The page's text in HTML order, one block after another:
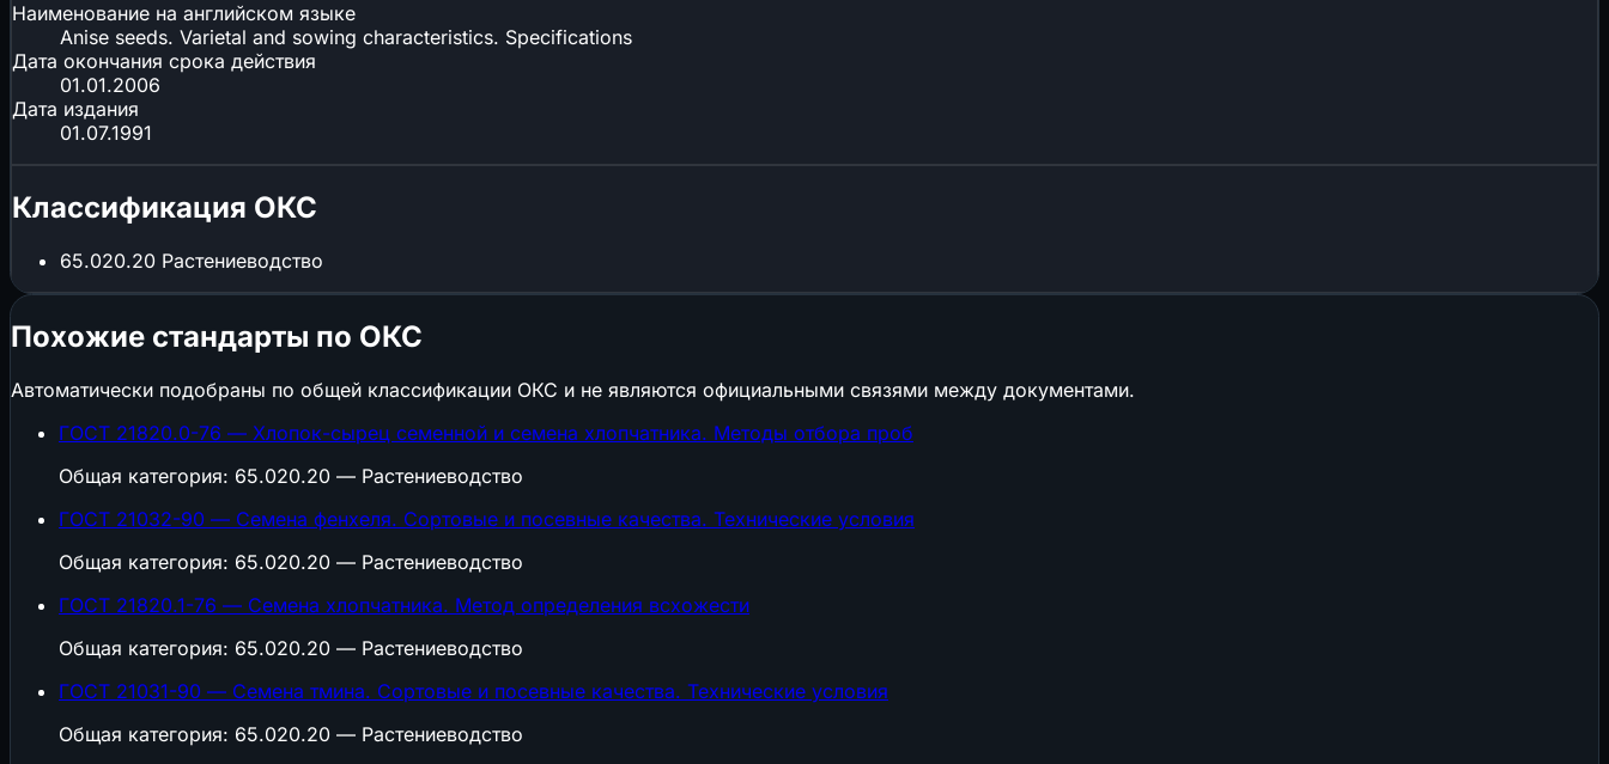
Наименование на английском языке
Anise seeds. Varietal and sowing characteristics. Specifications
Дата окончания срока действия
01.01.2006
Дата издания
01.07.1991
Классификация ОКС
65.020.20 Растениеводство
Похожие стандарты по ОКС
Автоматически подобраны по общей классификации ОКС и не являются официальными связями между документами.
ГОСТ 21820.0-76 — Хлопок-сырец семенной и семена хлопчатника. Методы отбора проб
Общая категория: 65.020.20 — Растениеводство
ГОСТ 21032-90 — Семена фенхеля. Сортовые и посевные качества. Технические условия
Общая категория: 65.020.20 — Растениеводство
ГОСТ 21820.1-76 — Семена хлопчатника. Метод определения всхожести
Общая категория: 65.020.20 — Растениеводство
ГОСТ 21031-90 — Семена тмина. Сортовые и посевные качества. Технические условия
Общая категория: 65.020.20 — Растениеводство